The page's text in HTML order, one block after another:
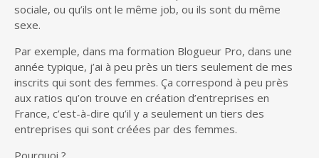
sociale, ou qu’ils ont le même job, ou ils sont du même
sexe.
Par exemple, dans ma formation Blogueur Pro, dans une
année typique, j’ai à peu près un tiers seulement de mes
inscrits qui sont des femmes. Ça correspond à peu près
aux ratios qu’on trouve en création d’entreprises en
France, c’est-à-dire qu’il y a seulement un tiers des
entreprises qui sont créées par des femmes.